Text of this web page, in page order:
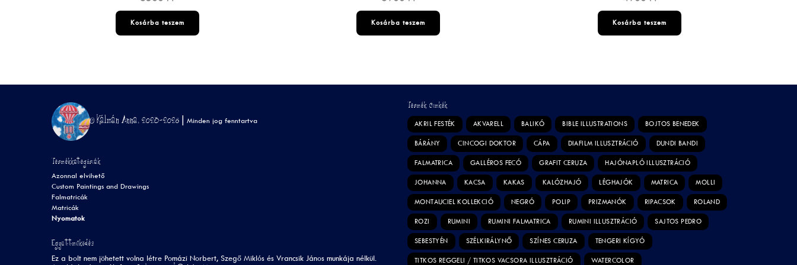
Kosárba teszem Kosárba teszem Kosárba teszem
© Kálmán Anna, 2023-2026 | Minden jog fenntartva
Termékkategóriák
Azonnal elvihető
Custom Paintings and Drawings
Falmatricák
Matricák
Nyomatok
Együttműködés
Ez a bolt nem jöhetett volna létre Pomázi Norbert, Szegő Miklós és Vrancsik János munkája nélkül.
Termék Címkék
AKRIL FESTÉK AKVARELL BALIKÓ BIBLE ILLUSTRATIONS BOJTOS BENEDEK
BÁRÁNY CINCOGI DOKTOR CÁPA DIAFILM ILLUSZTRÁCIÓ DUNDI BANDI
FALMATRICA GALLÉROS FECÓ GRAFIT CERUZA HAJÓNAPLÓ ILLUSZTRÁCIÓ
JOHANNA KACSA KAKAS KALÓZHAJÓ LÉGHAJÓK MATRICA MOLLI
MONTAUCIEL KOLLEKCIÓ NEGRÓ POLIP PRIZMANÓK RIPACSOK ROLAND
ROZI RUMINI RUMINI FALMATRICA RUMINI ILLUSZTRÁCIÓ SAJTOS PEDRO
SEBESTYÉN SZÉLKIRÁLYNŐ SZÍNES CERUZA TENGERI KÍGYÓ
TITKOS REGGELI / TITKOS VACSORA ILLUSZTRÁCIÓ WATERCOLOR